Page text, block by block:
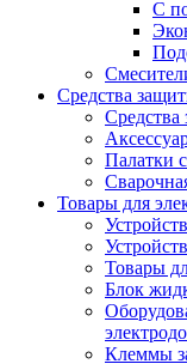
С
Средства
Палатки
Товары для
Товары
Блок
Клеммы